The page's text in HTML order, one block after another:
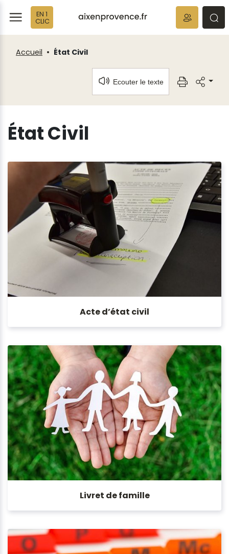
EN 1
CLIC
Accueil État Civil
Ecouter le texte
État Civil
Acte d’état civil
Livret de famille
Fenêtre
de
chat
Panneau de gestion des cookies